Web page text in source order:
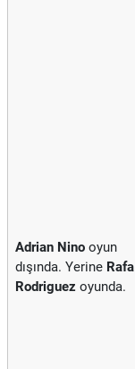
Adrian Nino oyun
dışında. Yerine Rafa
Rodriguez oyunda.